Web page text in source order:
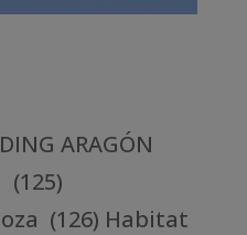
ARAGÓN
(125)
(126) Habitat